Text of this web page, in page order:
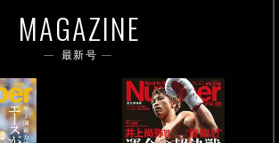
MAGAZINE
最新号